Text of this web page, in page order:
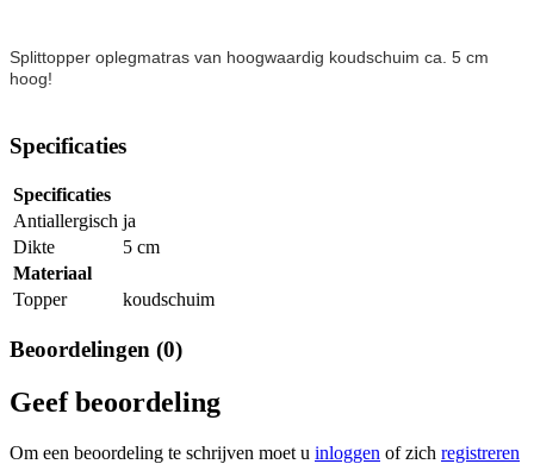
Splittopper oplegmatras van hoogwaardig koudschuim ca. 5 cm
hoog!
Specificaties
Specificaties
Antiallergisch ja
Dikte
5 cm
Materiaal
Topper
koudschuim
Beoordelingen (0)
Geef beoordeling
Om een beoordeling te schrijven moet u inloggen of zich registreren